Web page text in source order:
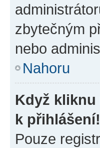
zbytečným
nebo
Nahoru
Když kliknu
k přihlášení!
Pouze